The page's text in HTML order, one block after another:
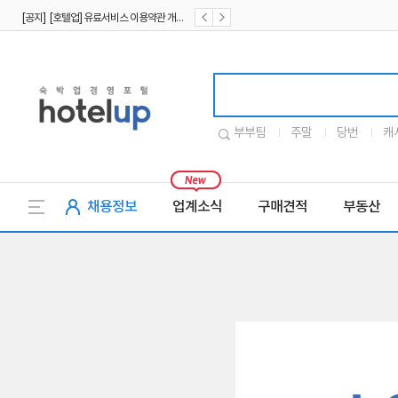
부부팀 주말 당번 캐
채용정보 업계소식 구매견적 부동산